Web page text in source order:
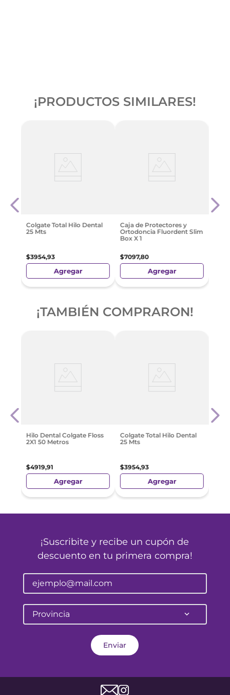
¡PRODUCTOS SIMILARES!
Colgate Total Hilo Dental
25 Mts
$3954,93
Agregar
Caja de Protectores y
Ortodoncia Fluordent Slim
Box X 1
$7097,80
Agregar
40
¡TAMBIÉN COMPRARON!
Hilo Dental Colgate Floss
2X1 50 Metros
$4919,91
Agregar
Colgate Total Hilo Dental
25 Mts
$3954,93
Agregar
Box
¡Suscribite y recibe un cupón de
descuento en tu primera compra!
Provincia
Enviar